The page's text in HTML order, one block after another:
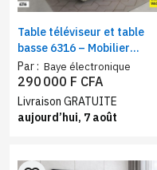
Table téléviseur et table
basse 6316 – Mobilier
élégant au design moderne,
couleur beige
Par : Baye électronique
290 000 F CFA
Livraison GRATUITE
aujourd’hui, 7 août